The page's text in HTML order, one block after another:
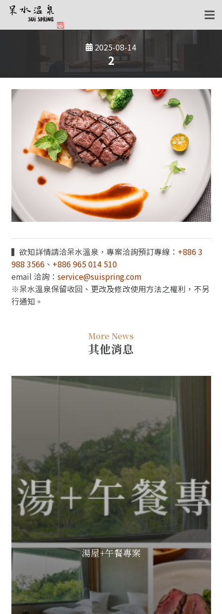
2025-08-14
2
▍欲知詳情請洽呆水溫泉，專案洽詢預訂專線： +886 3
988 3566、 +886 965 014 510
email 洽詢： service@suispring.com
※呆水溫泉保留收回、更改及修改使用方法之權利，不另
行通知。
More News
其他消息
湯屋+午餐專案